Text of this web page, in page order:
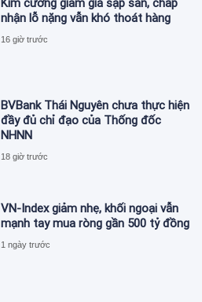
Kim cương giảm giá sập sàn, chấp
nhận lỗ nặng vẫn khó thoát hàng
16 giờ trước
BVBank Thái Nguyên chưa thực hiện
đầy đủ chỉ đạo của Thống đốc
NHNN
18 giờ trước
VN-Index giảm nhẹ, khối ngoại vẫn
mạnh tay mua ròng gần 500 tỷ đồng
1 ngày trước